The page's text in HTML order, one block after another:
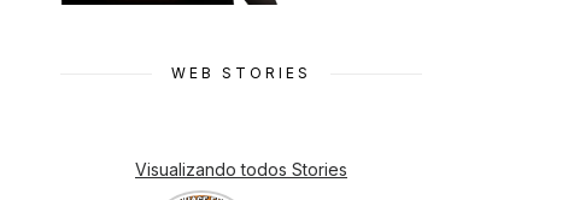
WEB STORIES
Visualizando todos Stories